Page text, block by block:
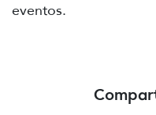
eventos.